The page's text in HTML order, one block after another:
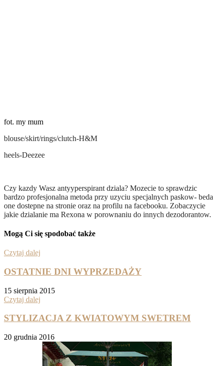
fot. my mum
blouse/skirt/rings/clutch-H&M
heels-Deezee
Czy kazdy Wasz antyyperspirant dziala? Mozecie to sprawdzic
bardzo profesjonalna metoda przy uzyciu specjalnych paskow- beda
one dostepne na stronie oraz na profilu na facebooku. Zobaczycie
jakie dzialanie ma Rexona w porownaniu do innych dezodorantow.
Mogą Ci się spodobać także
Czytaj dalej
OSTATNIE DNI WYPRZEDAŻY
15 sierpnia 2015
Czytaj dalej
STYLIZACJA Z KWIATOWYM SWETREM
20 grudnia 2016